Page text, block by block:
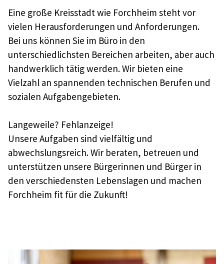
Eine große Kreisstadt wie Forchheim steht vor
vielen Herausforderungen und Anforderungen.
Bei uns können Sie im Büro in den
unterschiedlichsten Bereichen arbeiten, aber auch
handwerklich tätig werden. Wir bieten eine
Vielzahl an spannenden technischen Berufen und
sozialen Aufgabengebieten.
Langeweile? Fehlanzeige!
Unsere Aufgaben sind vielfältig und
abwechslungsreich. Wir beraten, betreuen und
unterstützen unsere Bürgerinnen und Bürger in
den verschiedensten Lebenslagen und machen
Forchheim fit für die Zukunft!